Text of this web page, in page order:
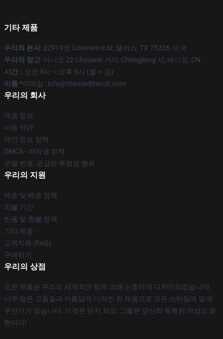
기타 제품
우리의 본사: 22919명 Commerce St, 댈러스, TX 75226, 미국
우리의 창고: 아니오 22 Chaowai 거리, Chengjiang 시, 베이징, CN
시간 :: 오전 9시 ~ 오후 5시 (월 ~ 금)
이름 *이메일 : info@theusedmerch.com
우리의 회사
제품 정보
이용 약관
개인 정보 정책
DMCA - 저작권 정책
모델 번호: 공급망 투명성 행위
우리의 지원
배송 및 배송 정책
지불 기간
반품 및 환불 정책
기타 제품
고객지원 (FAQ)
구매하기
우리의 상점
모든 제품은 우리의 세계적인 팀에 의해 신중하게 디자인되었습니다.
너무 많은 고품질과 아름답게 디자인 된 제품으로 모든 스타일에 맞게
무언가가 있습니다. 이것은 단지 외모, 그들은 당신의 독특한 개성의 표
현이다!